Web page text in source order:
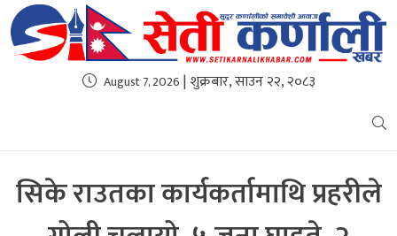
August 7, 2026 | शुक्रबार, साउन २२, २०८३
सिके राउतका कार्यकर्तामाथि प्रहरीले